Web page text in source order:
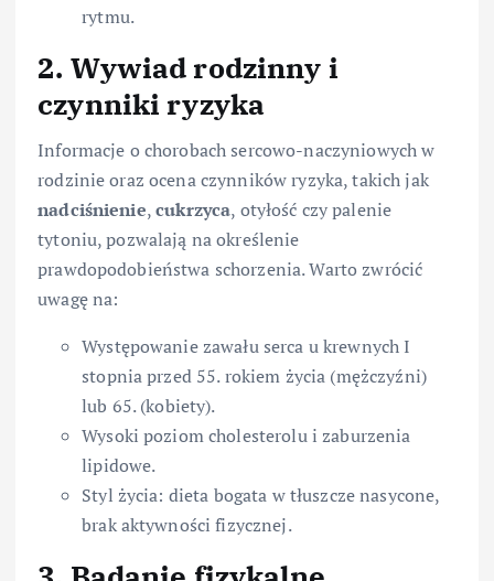
rytmu.
2. Wywiad rodzinny i
czynniki ryzyka
Informacje o chorobach sercowo-naczyniowych w
rodzinie oraz ocena czynników ryzyka, takich jak
nadciśnienie,cukrzyca, otyłość czy palenie
tytoniu, pozwalają na określenie
prawdopodobieństwa schorzenia. Warto zwrócić
uwagę na:
Występowanie zawału serca u krewnych I
stopnia przed 55. rokiem życia (mężczyźni)
lub 65. (kobiety).
Wysoki poziom cholesterolu i zaburzenia
lipidowe.
Styl życia: dieta bogata w tłuszcze nasycone,
brak aktywności fizycznej.